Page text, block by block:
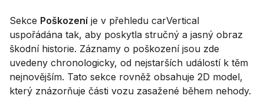
Sekce Poškození je v přehledu carVertical
uspořádána tak, aby poskytla stručný a jasný obraz
škodní historie. Záznamy o poškození jsou zde
uvedeny chronologicky, od nejstarších událostí k těm
nejnovějším. Tato sekce rovněž obsahuje 2D model,
který znázorňuje části vozu zasažené během nehody.